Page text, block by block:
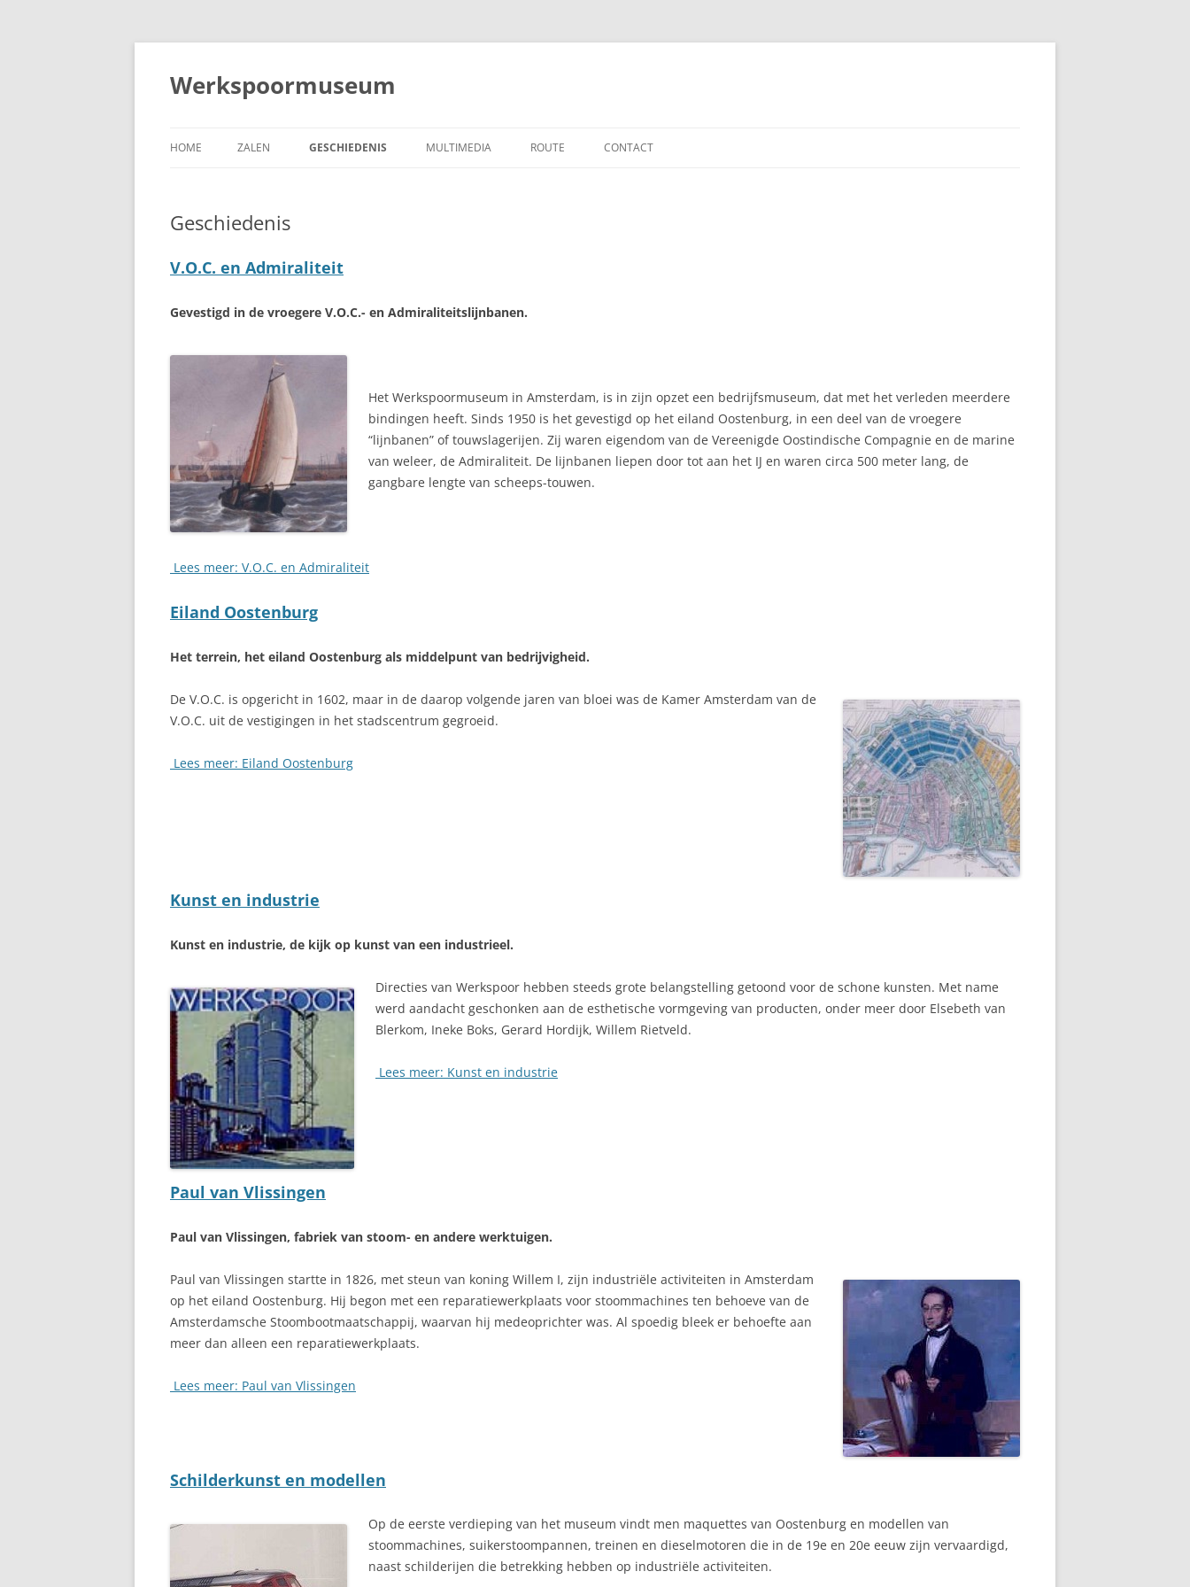
Skip
Werkspoormuseum
HOME ZALEN
COMPAGNIEZAAL
GESCHIEDENIS MULTIMEDIA ROUTE CONTACT
Geschiedenis
V.O.C. en Admiraliteit
Gevestigd in de vroegere V.O.C.- en Admiraliteitslijnbanen.
Het Werkspoormuseum in Amsterdam, is in zijn opzet een bedrijfsmuseum, dat met het verleden meerdere
bindingen heeft. Sinds 1950 is het gevestigd op het eiland Oostenburg, in een deel van de vroegere
“lijnbanen” of touwslagerijen. Zij waren eigendom van de Vereenigde Oostindische Compagnie en de marine
van weleer, de Admiraliteit. De lijnbanen liepen door tot aan het IJ en waren circa 500 meter lang, de
gangbare lengte van scheeps-touwen.
Lees meer: V.O.C. en Admiraliteit
Eiland Oostenburg
Het terrein, het eiland Oostenburg als middelpunt van bedrijvigheid.
De V.O.C. is opgericht in 1602, maar in de daarop volgende jaren van bloei was de Kamer Amsterdam van de
V.O.C. uit de vestigingen in het stadscentrum gegroeid.
Lees meer: Eiland Oostenburg
Kunst en industrie
Kunst en industrie, de kijk op kunst van een industrieel.
Directies van Werkspoor hebben steeds grote belangstelling getoond voor de schone kunsten. Met name
werd aandacht geschonken aan de esthetische vormgeving van producten, onder meer door Elsebeth van
Blerkom, Ineke Boks, Gerard Hordijk, Willem Rietveld.
Lees meer: Kunst en industrie
Paul van Vlissingen
Paul van Vlissingen, fabriek van stoom- en andere werktuigen.
Paul van Vlissingen startte in 1826, met steun van koning Willem I, zijn industriële activiteiten in Amsterdam
op het eiland Oostenburg. Hij begon met een reparatiewerkplaats voor stoommachines ten behoeve van de
Amsterdamsche Stoombootmaatschappij, waarvan hij medeoprichter was. Al spoedig bleek er behoefte aan
meer dan alleen een reparatiewerkplaats.
Lees meer: Paul van Vlissingen
Schilderkunst en modellen
Op de eerste verdieping van het museum vindt men maquettes van Oostenburg en modellen van
stoommachines, suikerstoompannen, treinen en dieselmotoren die in de 19e en 20e eeuw zijn vervaardigd,
naast schilderijen die betrekking hebben op industriële activiteiten.